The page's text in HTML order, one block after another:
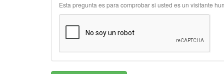
Esta pregunta es para comprobar si usted es un visitante